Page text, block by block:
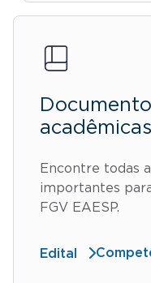
acadêmicas
Encontre todas
importantes
FGV EAESP.
Edital